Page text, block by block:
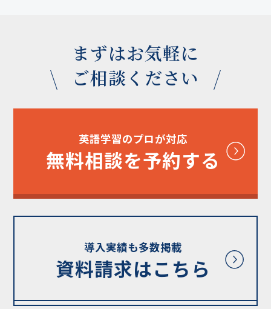
まずはお気軽に
ご相談ください
英語学習のプロが対応
無料相談を予約する
導入実績も多数掲載
資料請求はこちら